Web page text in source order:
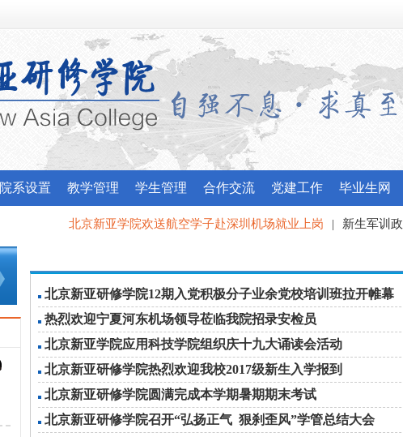
院系设置 教学管理 学生管理 合作交流 党建工作 毕业生网
北京新亚学院欢送航空学子赴深圳机场就业上岗 | 新生军训政训
北京新亚研修学院12期入党积极分子业余党校培训班拉开帷幕
热烈欢迎宁夏河东机场领导莅临我院招录安检员
北京新亚学院应用科技学院组织庆十九大诵读会活动
北京新亚研修学院热烈欢迎我校2017级新生入学报到
北京新亚研修学院圆满完成本学期暑期期末考试
北京新亚研修学院召开“弘扬正气 狠刹歪风”学管总结大会